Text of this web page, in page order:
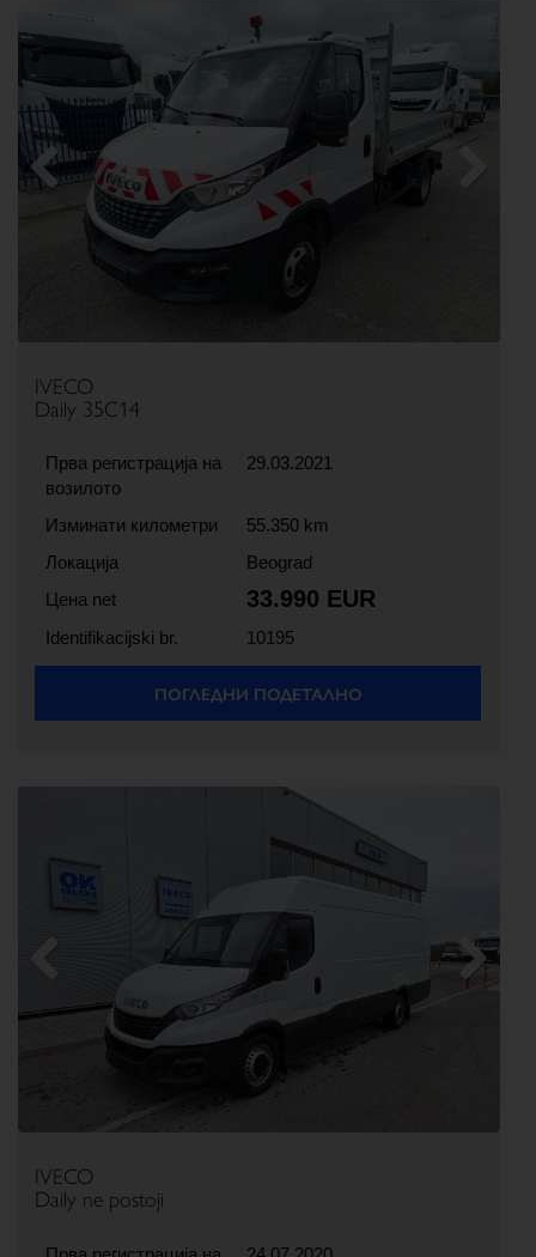
IVECO
Daily 35C14
Прва регистрација на
возилото
29.03.2021
Изминати километри
55.350 km
Локација
Beograd
Цена net
33.990 EUR
Identifikacijski br. 10195
ПОГЛЕДНИ ПОДЕТАЛНО
Next
IVECO
Daily ne postoji